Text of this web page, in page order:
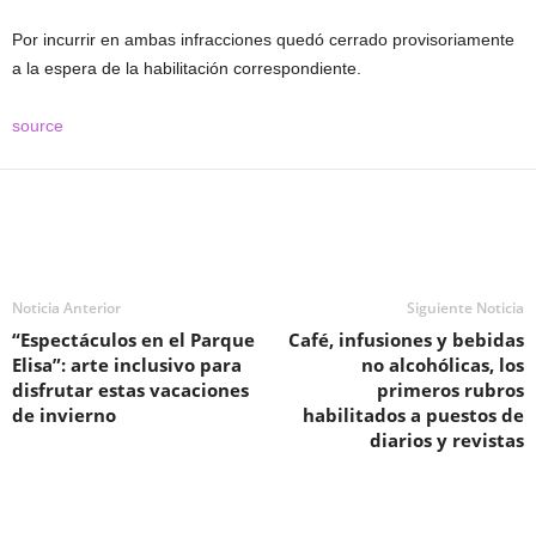
Por incurrir en ambas infracciones quedó cerrado provisoriamente
a la espera de la habilitación correspondiente.
source
Noticia Anterior
“Espectáculos en el Parque
Elisa”: arte inclusivo para
disfrutar estas vacaciones
de invierno
Siguiente Noticia
Café, infusiones y bebidas
no alcohólicas, los
primeros rubros
habilitados a puestos de
diarios y revistas